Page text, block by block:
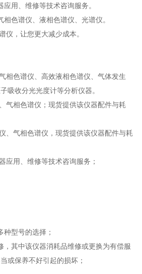
用、维修等技术咨询服务。
色谱仪、液相色谱仪、光谱仪。
仪，让您更大减少成本。
相色谱仪、高效液相色谱仪、气体发生
吸收分光光度计等分析仪器。
气相色谱仪；现货提供该仪器配件与耗
、气相色谱仪，现货提供该仪器配件与耗
应用、维修等技术咨询服务；
种型号的选择；
，其中该仪器消耗品维修或更换为有偿服
或保养不好引起的损坏；